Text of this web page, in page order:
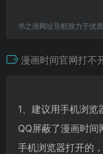
书之涯网址导航致力于优
漫画时间官网打不
1、建议用手机浏
QQ屏蔽了漫画时
手机浏览器打开的